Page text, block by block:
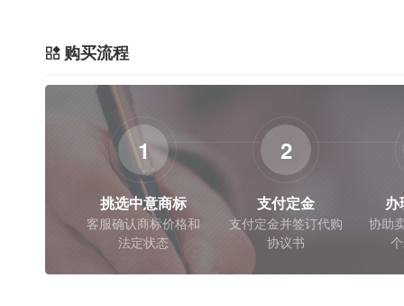
购买流程
1
挑选中意商标
客服确认商标价格和
法定状态
2
支付定金
支付定金并签订代购
协议书
办
协助